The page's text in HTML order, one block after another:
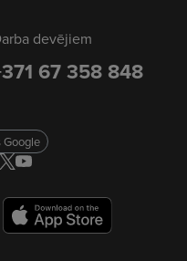
devējiem
67 358 848
Google